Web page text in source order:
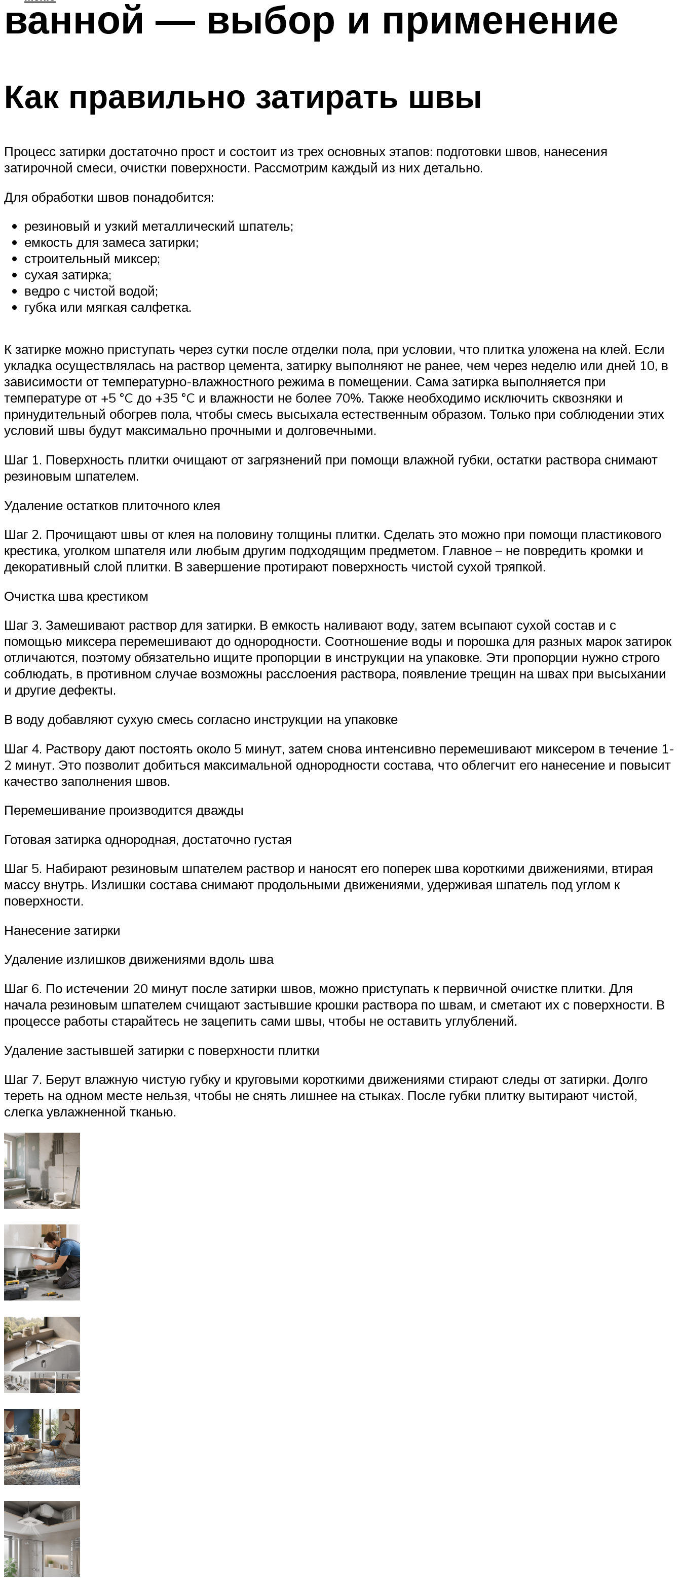
ванной — выбор и применение
Как правильно затирать швы
Процесс затирки достаточно прост и состоит из трех основных этапов: подготовки швов, нанесения
затирочной смеси, очистки поверхности. Рассмотрим каждый из них детально.
Для обработки швов понадобится:
резиновый и узкий металлический шпатель;
емкость для замеса затирки;
строительный миксер;
сухая затирка;
ведро с чистой водой;
губка или мягкая салфетка.
К затирке можно приступать через сутки после отделки пола, при условии, что плитка уложена на клей. Если
укладка осуществлялась на раствор цемента, затирку выполняют не ранее, чем через неделю или дней 10, в
зависимости от температурно-влажностного режима в помещении. Сама затирка выполняется при
температуре от +5 °C до +35 °C и влажности не более 70%. Также необходимо исключить сквозняки и
принудительный обогрев пола, чтобы смесь высыхала естественным образом. Только при соблюдении этих
условий швы будут максимально прочными и долговечными.
Шаг 1. Поверхность плитки очищают от загрязнений при помощи влажной губки, остатки раствора снимают
резиновым шпателем.
Удаление остатков плиточного клея
Шаг 2. Прочищают швы от клея на половину толщины плитки. Сделать это можно при помощи пластикового
крестика, уголком шпателя или любым другим подходящим предметом. Главное – не повредить кромки и
декоративный слой плитки. В завершение протирают поверхность чистой сухой тряпкой.
Очистка шва крестиком
Шаг 3. Замешивают раствор для затирки. В емкость наливают воду, затем всыпают сухой состав и с
помощью миксера перемешивают до однородности. Соотношение воды и порошка для разных марок затирок
отличаются, поэтому обязательно ищите пропорции в инструкции на упаковке. Эти пропорции нужно строго
соблюдать, в противном случае возможны расслоения раствора, появление трещин на швах при высыхании
и другие дефекты.
В воду добавляют сухую смесь согласно инструкции на упаковке
Шаг 4. Раствору дают постоять около 5 минут, затем снова интенсивно перемешивают миксером в течение 1-
2 минут. Это позволит добиться максимальной однородности состава, что облегчит его нанесение и повысит
качество заполнения швов.
Перемешивание производится дважды
Готовая затирка однородная, достаточно густая
Шаг 5. Набирают резиновым шпателем раствор и наносят его поперек шва короткими движениями, втирая
массу внутрь. Излишки состава снимают продольными движениями, удерживая шпатель под углом к
поверхности.
Нанесение затирки
Удаление излишков движениями вдоль шва
Шаг 6. По истечении 20 минут после затирки швов, можно приступать к первичной очистке плитки. Для
начала резиновым шпателем счищают застывшие крошки раствора по швам, и сметают их с поверхности. В
процессе работы старайтесь не зацепить сами швы, чтобы не оставить углублений.
Удаление застывшей затирки с поверхности плитки
Шаг 7. Берут влажную чистую губку и круговыми короткими движениями стирают следы от затирки. Долго
тереть на одном месте нельзя, чтобы не снять лишнее на стыках. После губки плитку вытирают чистой,
слегка увлажненной тканью.